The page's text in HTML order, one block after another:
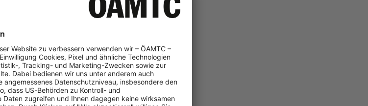
geboten: